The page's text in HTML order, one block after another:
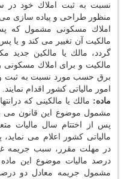
نسبت به ثبت املاك خود در
منظور طراحی و پیاده سازی می
املاك مسكونی مشمول كه
مالكیت آن تغییر می كند و یا
گردد، مالك یا مالكین جدید
مالكیت و برای املاك مسكونی
برق حسب مورد نسبت به ثبت و
امور مالیاتی كشور اقدام نمایند.
ماده: مالك یا مالكینی كه
مشمول موضوع این قانون می
پس از اختتام سال مالیات
مالیاتی كشور اعلام می
در مهلت مقرر، سبب جریمه
درصد مالیات موضوع این
مشمول جریمه معادل دو